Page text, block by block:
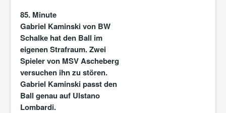
85. Minute
Gabriel Kaminski von BW
Schalke hat den Ball im
eigenen Strafraum. Zwei
Spieler von MSV Ascheberg
versuchen ihn zu stören.
Gabriel Kaminski passt den
Ball genau auf Ulstano
Lombardi.